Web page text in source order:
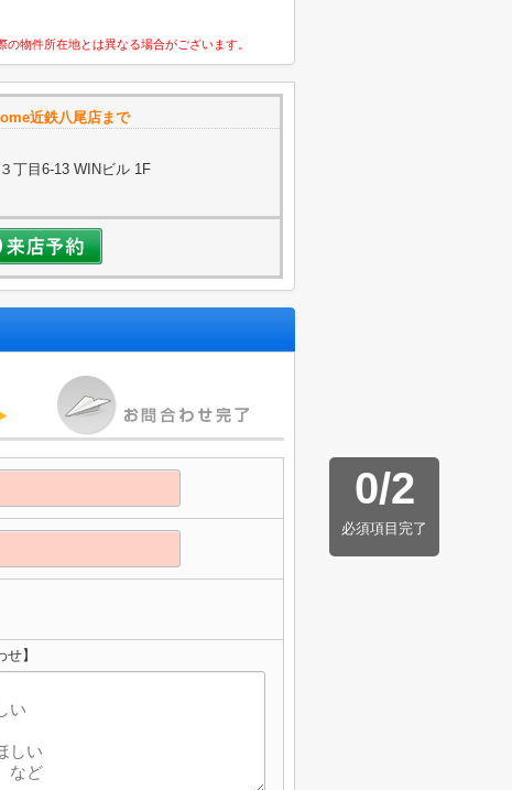
物件所在地とは異なる場合がございます。
近鉄八尾店まで
丁目6-13 WINビル 1F
0/2
必須項目完了
】